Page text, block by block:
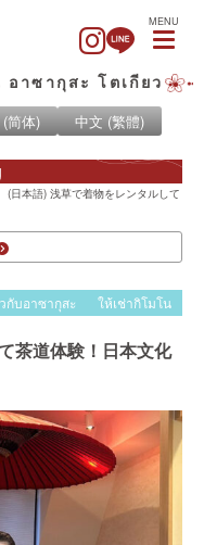
อาซากุสะ โตเกียว
简体) 中文 (繁體)
MENU
(日本語) 浅草で着物をレンタルして
กับอาซากุสะ ให้เช่ากิโมโน
茶道体験！日本文化